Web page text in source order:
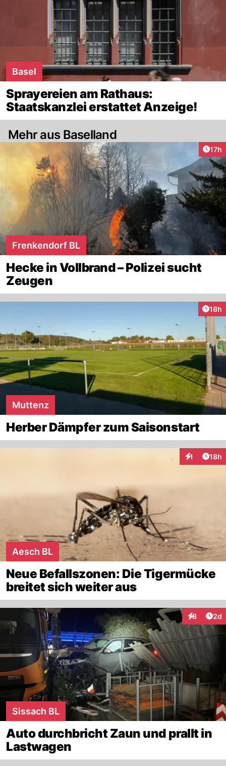
Basel
Sprayereien am Rathaus:
Staatskanzlei erstattet Anzeige!
Mehr aus Baselland
17h
Frenkendorf BL
Hecke in Vollbrand – Polizei sucht
Zeugen
18h
Muttenz
Herber Dämpfer zum Saisonstart
1 18h
Aesch BL
Neue Befallszonen: Die Tigermücke
breitet sich weiter aus
8 2d
Sissach BL
Auto durchbricht Zaun und prallt in
Lastwagen